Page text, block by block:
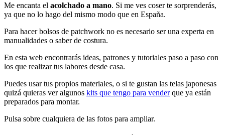
Me encanta el acolchado a mano. Si me ves coser te sorprenderás,
ya que no lo hago del mismo modo que en España.
Para hacer bolsos de patchwork no es necesario ser una experta en
manualidades o saber de costura.
En esta web encontrarás ideas, patrones y tutoriales paso a paso con
los que realizar tus labores desde casa.
Puedes usar tus propios materiales, o si te gustan las telas japonesas
quizá quieras ver algunos kits que tengo para venderque ya están
preparados para montar.
Pulsa sobre cualquiera de las fotos para ampliar.